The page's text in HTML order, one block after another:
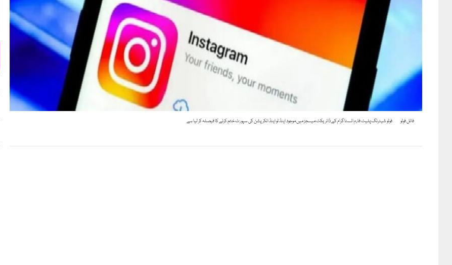
فائل فوٹو فوٹو شیئرنگ پلیٹ فارم انسٹاگرام کے ڈائریکٹ میسجز میں موجود اینڈ ٹو اینڈ انکرپشن کی سپورٹ ختم کرنے کا فیصلہ کر لیا ہے